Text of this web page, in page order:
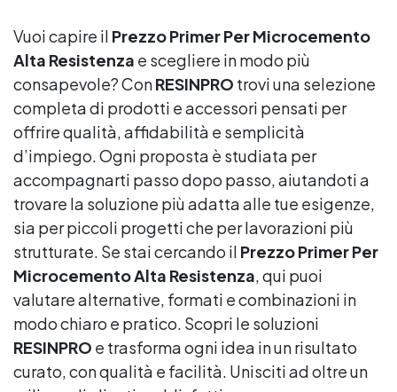
Vuoi capire il Prezzo Primer Per Microcemento
Alta Resistenza e scegliere in modo più
consapevole? ConRESINPRO trovi una selezione
completa di prodotti e accessori pensati per
offrire qualità, affidabilità e semplicità
d’impiego. Ogni proposta è studiata per
accompagnarti passo dopo passo, aiutandoti a
trovare la soluzione più adatta alle tue esigenze,
sia per piccoli progetti che per lavorazioni più
strutturate. Se stai cercando il Prezzo Primer Per
Microcemento Alta Resistenza, qui puoi
valutare alternative, formati e combinazioni in
modo chiaro e pratico. Scopri le soluzioni
RESINPRO e trasforma ogni idea in un risultato
curato, con qualità e facilità. Unisciti ad oltre un